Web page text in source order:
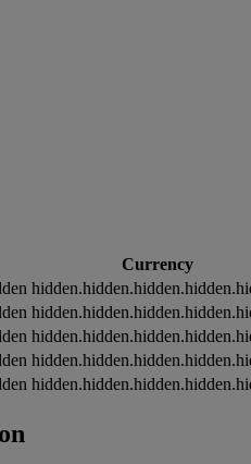
Currency